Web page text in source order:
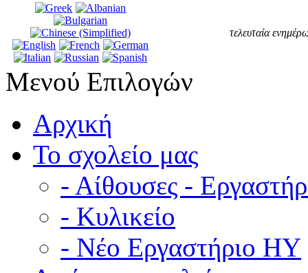
τελευταία
Μενού Επιλογών
Αρχική
Το σχολείο μας
- Αίθουσες -
- Κυλικείο
- Νέο Εργαστήριο ΗΥ